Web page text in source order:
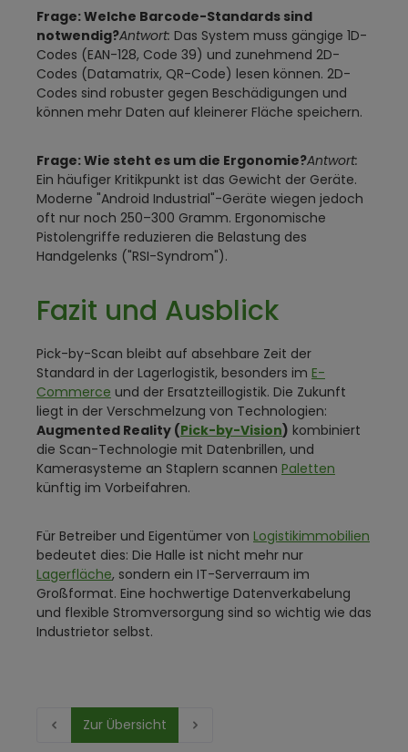
Frage: Welche Barcode-Standards sind
notwendig?Antwort: Das System muss gängige 1D-
Codes (EAN-128, Code 39) und zunehmend 2D-
Codes (Datamatrix, QR-Code) lesen können. 2D-
Codes sind robuster gegen Beschädigungen und
können mehr Daten auf kleinerer Fläche speichern.
Frage: Wie steht es um die Ergonomie?Antwort:
Ein häufiger Kritikpunkt ist das Gewicht der Geräte.
Moderne "Android Industrial"-Geräte wiegen jedoch
oft nur noch 250–300 Gramm. Ergonomische
Pistolengriffe reduzieren die Belastung des
Handgelenks ("RSI-Syndrom").
Fazit und Ausblick
Pick-by-Scan bleibt auf absehbare Zeit der
Standard in der Lagerlogistik, besonders im E-
Commerce und der Ersatzteillogistik. Die Zukunft
liegt in der Verschmelzung von Technologien:
Augmented Reality (Pick-by-Vision) kombiniert
die Scan-Technologie mit Datenbrillen, und
Kamerasysteme an Staplern scannen Paletten
künftig im Vorbeifahren.
Für Betreiber und Eigentümer von Logistikimmobilien
bedeutet dies: Die Halle ist nicht mehr nur
Lagerfläche, sondern ein IT-Serverraum im
Großformat. Eine hochwertige Datenverkabelung
und flexible Stromversorgung sind so wichtig wie das
Industrietor selbst.
Zur Übersicht